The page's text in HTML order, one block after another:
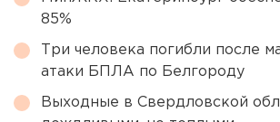
85%
Три человека погибли после
атаки БПЛА по Белгороду
Выходные в Свердловской